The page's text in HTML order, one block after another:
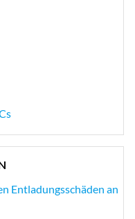
Entladungsschäden an